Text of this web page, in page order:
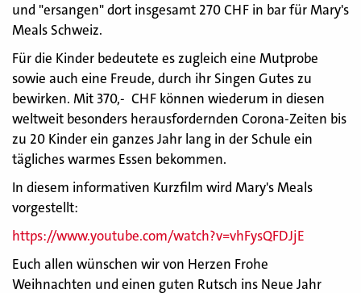
und "ersangen" dort insgesamt 270 CHF in bar für Mary's
Meals Schweiz.
Für die Kinder bedeutete es zugleich eine Mutprobe
sowie auch eine Freude, durch ihr Singen Gutes zu
bewirken. Mit 370,- CHF können wiederum in diesen
weltweit besonders herausfordernden Corona-Zeiten bis
zu 20 Kinder ein ganzes Jahr lang in der Schule ein
tägliches warmes Essen bekommen.
In diesem informativen Kurzfilm wird Mary's Meals
vorgestellt:
https://www.youtube.com/watch?v=vhFysQFDJjE
Euch allen wünschen wir von Herzen Frohe
Weihnachten und einen guten Rutsch ins Neue Jahr